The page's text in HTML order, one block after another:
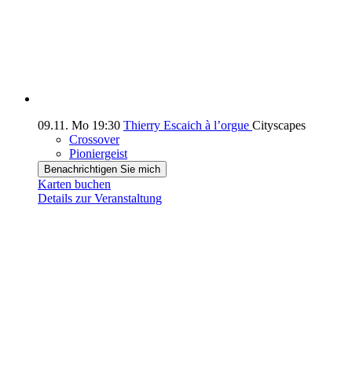
09.11. Mo 19:30 Thierry Escaich à l’orgue Cityscapes
Crossover
Pioniergeist
Benachrichtigen Sie mich
Karten buchen
Details zur Veranstaltung